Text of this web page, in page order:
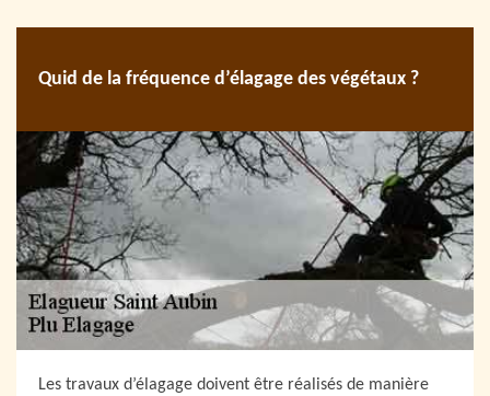
Quid de la fréquence d’élagage des végétaux ?
Les travaux d’élagage doivent être réalisés de manière